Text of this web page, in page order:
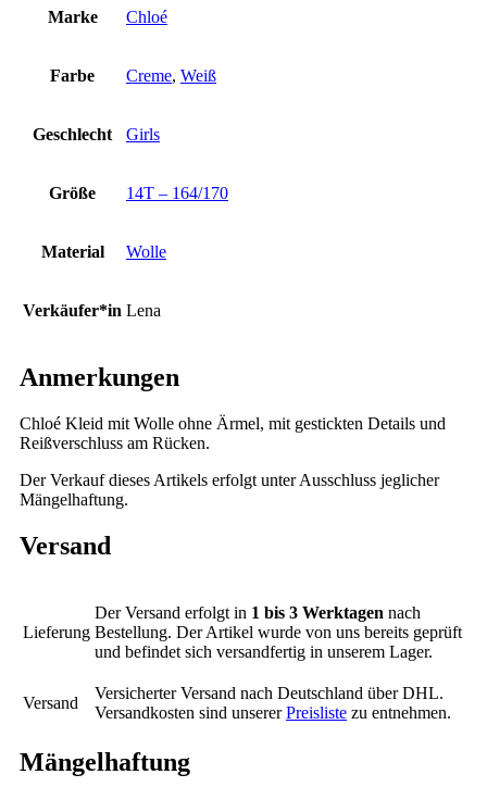
Marke Chloé
Farbe Creme, Weiß
Geschlecht Girls
Größe 14T – 164/170
Material Wolle
Verkäufer*in Lena
Anmerkungen
Chloé Kleid mit Wolle ohne Ärmel, mit gestickten Details und
Reißverschluss am Rücken.
Der Verkauf dieses Artikels erfolgt unter Ausschluss jeglicher
Mängelhaftung.
Versand
Lieferung
Der Versand erfolgt in 1 bis 3 Werktagen nach
Bestellung. Der Artikel wurde von uns bereits geprüft
und befindet sich versandfertig in unserem Lager.
Versand
Versicherter Versand nach Deutschland über DHL.
Versandkosten sind unsererPreisliste zu entnehmen.
Mängelhaftung